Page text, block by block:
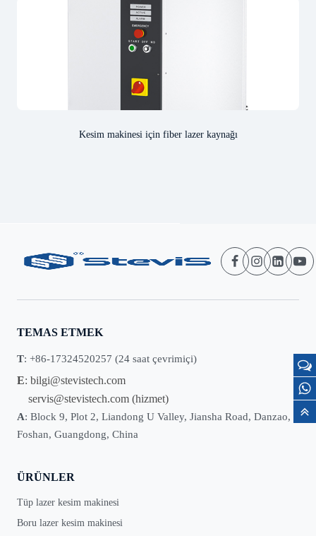
Kesim makinesi için fiber lazer kaynağı
TEMAS ETMEK
T: +86-17324520257 (24 saat çevrimiçi)
E: bilgi@stevistech.com
servis@stevistech.com (hizmet)
A: Block 9, Plot 2, Liandong U Valley, Jiansha Road, Danzao,
Foshan, Guangdong, China
ÜRÜNLER
Tüp lazer kesim makinesi
Boru lazer kesim makinesi